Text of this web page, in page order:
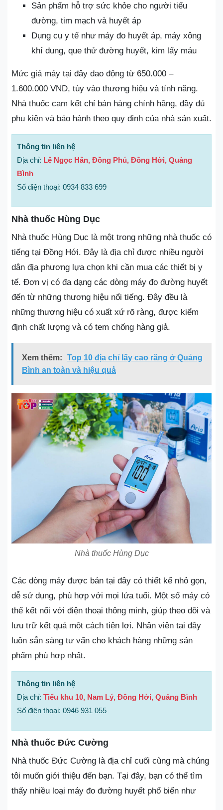
Sản phẩm hỗ trợ sức khỏe cho người tiểu
đường, tim mạch và huyết áp
Dụng cụ y tế như máy đo huyết áp, máy xông
khí dung, que thử đường huyết, kim lấy máu
Mức giá máy tại đây dao động từ 650.000 –
1.600.000 VND, tùy vào thương hiệu và tính năng.
Nhà thuốc cam kết chỉ bán hàng chính hãng, đầy đủ
phụ kiện và bảo hành theo quy định của nhà sản xuất.
Thông tin liên hệ
Địa chỉ: Lê Ngọc Hân, Đồng Phú, Đồng Hới, Quảng
Bình
Số điện thoại: 0934 833 699
Nhà thuốc Hùng Dục
Nhà thuốc Hùng Dục là một trong những nhà thuốc có
tiếng tại Đồng Hới. Đây là địa chỉ được nhiều người
dân địa phương lựa chọn khi cần mua các thiết bị y
tế. Đơn vị có đa dạng các dòng máy đo đường huyết
đến từ những thương hiệu nổi tiếng. Đây đều là
những thương hiệu có xuất xứ rõ ràng, được kiểm
định chất lượng và có tem chống hàng giả.
Xem thêm:
Top 10 địa chỉ lấy cao răng ở Quảng
Bình an toàn và hiệu quả
Nhà thuốc Hùng Dục
Các dòng máy được bán tại đây có thiết kế nhỏ gọn,
dễ sử dụng, phù hợp với mọi lứa tuổi. Một số máy có
thể kết nối với điện thoại thông minh, giúp theo dõi và
lưu trữ kết quả một cách tiện lợi. Nhân viên tại đây
luôn sẵn sàng tư vấn cho khách hàng những sản
phẩm phù hợp nhất.
Thông tin liên hệ
Địa chỉ: Tiểu khu 10, Nam Lý, Đồng Hới, Quảng Bình
Số điện thoại: 0946 931 055
Nhà thuốc Đức Cường
Nhà thuốc Đức Cường là địa chỉ cuối cùng mà chúng
tôi muốn giới thiệu đến bạn. Tại đây, bạn có thể tìm
thấy nhiều loại máy đo đường huyết phổ biến như